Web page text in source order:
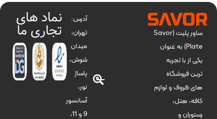
ساور پلیت (Savor
Plate) به عنوان
یکی از با تجربه
ترین فروشگاه
های ظروف و لوازم
کافه، هتل،
رستوران و
آدرس:
تهران،
میدان
شوش،
پاساژ
نور،
آسانسور
9 و 11،
نماد های
تجاری ما